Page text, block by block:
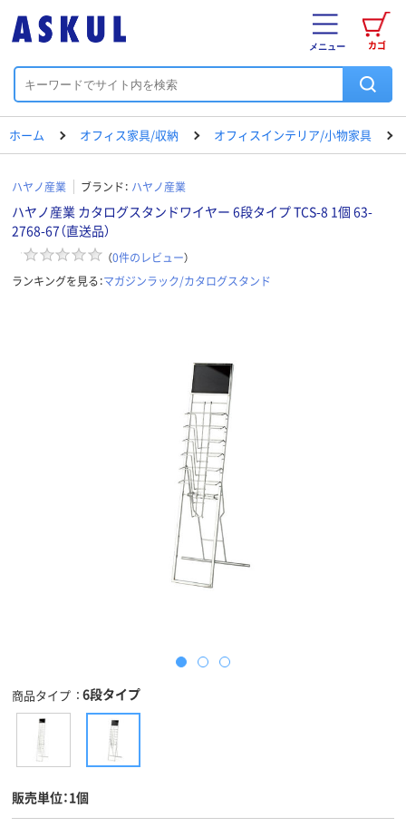
カゴ
メニュー
ホーム オフィス家具/収納 オフィスインテリア/小物家具
ハヤノ産業 ブランド： ハヤノ産業
ハヤノ産業 カタログスタンドワイヤー 6段タイプ TCS-8 1個 63-
2768-67（直送品）
（0件のレビュー）
ランキングを見る：マガジンラック/カタログスタンド
商品タイプ 6段タイプ
販売単位：1個